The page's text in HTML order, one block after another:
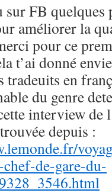
sur FB quelques
améliorer la
pour ce
t’ai donné
tradeuits en
du genre
interview de
depuis :
de-gare-du-